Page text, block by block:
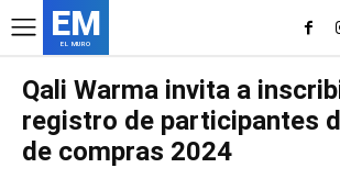
EM
EL MURO
Qali Warma invita a
registro de participantes
de compras 2024